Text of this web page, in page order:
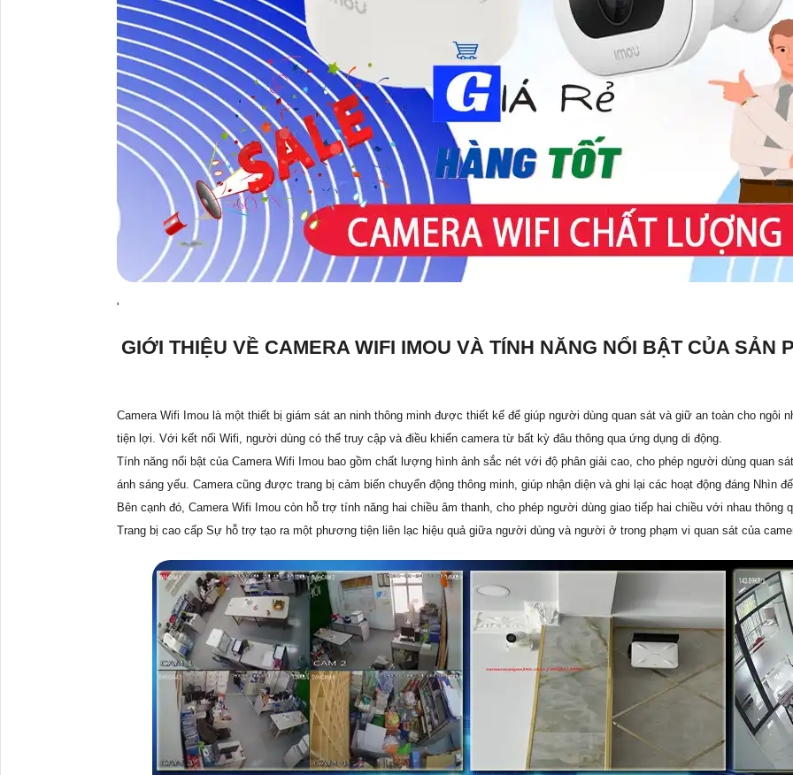
'
GIỚI THIỆU VỀ CAMERA WIFI IMOU VÀ TÍNH NĂNG NỔI BẬT CỦA SẢN
Camera Wifi Imou là một thiết bị giám sát an ninh thông minh được thiết kế để giúp người dùng quan sát và giữ an toàn cho ngôi
tiện lợi. Với kết nối Wifi, người dùng có thể truy cập và điều khiển camera từ bất kỳ đâu thông qua ứng dụng di động.
Tính năng nổi bật của Camera Wifi Imou bao gồm chất lượng hình ảnh sắc nét với độ phân giải cao, cho phép người dùng quan
ánh sáng yếu. Camera cũng được trang bị cảm biến chuyển động thông minh, giúp nhận diện và ghi lại các hoạt động đáng Nhìn
Bên cạnh đó, Camera Wifi Imou còn hỗ trợ tính năng hai chiều âm thanh, cho phép người dùng giao tiếp hai chiều với nhau
Trang bị cao cấp Sự hỗ trợ tạo ra một phương tiện liên lạc hiệu quả giữa người dùng và người ở trong phạm vi quan sát của